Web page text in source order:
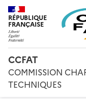
RÉPUBLIQUE
FRANÇAISE
CCFAT
COMMISSION
TECHNIQUES